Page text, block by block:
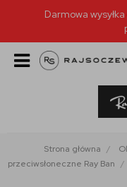
Darmowa
Strona główna
przeciwsłoneczne Ray Ban